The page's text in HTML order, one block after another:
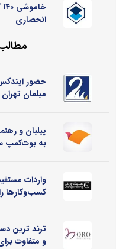
انحصاری
حضور
مبلمان تهران
پیلبان و
به بوت‌کمپ
واردات
کسب‌وکارها
ترند ترین
و متفاوت